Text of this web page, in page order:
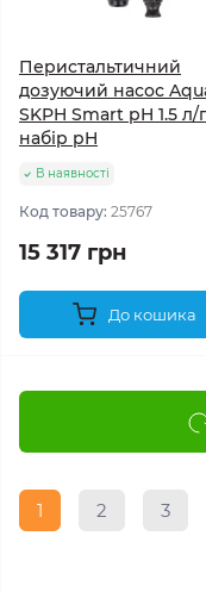
Перистальтичний
дозуючий насос
SKPH Smart рH 1.5 л/
набір рH
В наявності
Код товару: 25767
15 317 грн
До кошика
1 2 3